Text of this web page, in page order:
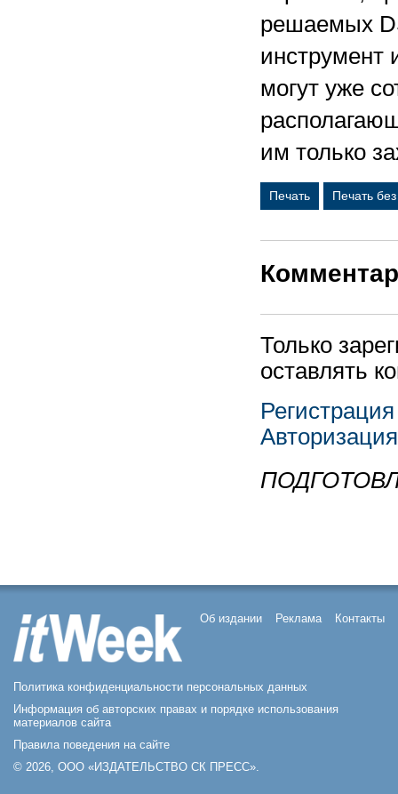
решаемых
инструмент
могут уже
им только
Печать Печать
Только
оставлять
Регистрация
Авторизация
Об издании Реклама Контакты
Политика конфиденциальности персональных данных
Информация об авторских правах и порядке использования
материалов сайта
Правила поведения на сайте
© 2026, ООО «ИЗДАТЕЛЬСТВО СК ПРЕСС».